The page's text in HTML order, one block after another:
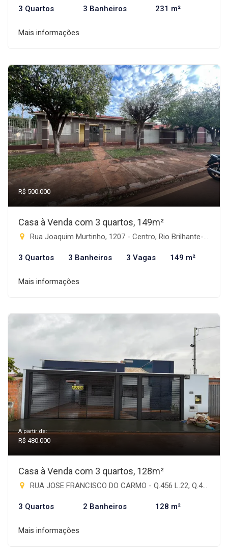
3 Quartos 3 Banheiros 231 m²
Mais informações
R$ 500.000
Casa à Venda com 3 quartos, 149m²
Rua Joaquim Murtinho, 1207 - Centro, Rio Brilhante-MS
3 Quartos 3 Banheiros 3 Vagas 149 m²
Mais informações
A partir de:
R$ 480.000
Casa à Venda com 3 quartos, 128m²
RUA JOSE FRANCISCO DO CARMO - Q.456 L.22, Q.459 L.22 - Antônia de Souza Barbosa, Rio Brilhante-MS
3 Quartos 2 Banheiros 128 m²
Mais informações